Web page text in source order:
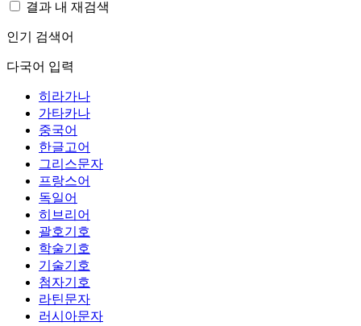
결과 내 재검색
인기 검색어
다국어 입력
히라가나
가타카나
중국어
한글고어
그리스문자
프랑스어
독일어
히브리어
괄호기호
학술기호
기술기호
첨자기호
라틴문자
러시아문자